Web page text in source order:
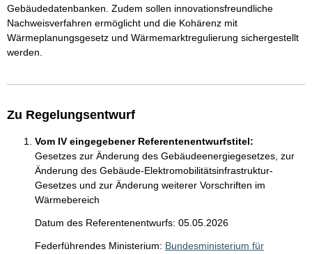
Gebäudedatenbanken. Zudem sollen innovationsfreundliche
Nachweisverfahren ermöglicht und die Kohärenz mit
Wärmeplanungsgesetz und Wärmemarktregulierung sichergestellt
werden.
Zu Regelungsentwurf
Vom IV eingegebener Referentenentwurfstitel:
Gesetzes zur Änderung des Gebäudeenergiegesetzes, zur
Änderung des Gebäude-Elektromobilitätsinfrastruktur-
Gesetzes und zur Änderung weiterer Vorschriften im
Wärmebereich
Datum des Referentenentwurfs: 05.05.2026
Federführendes Ministerium: Bundesministerium für